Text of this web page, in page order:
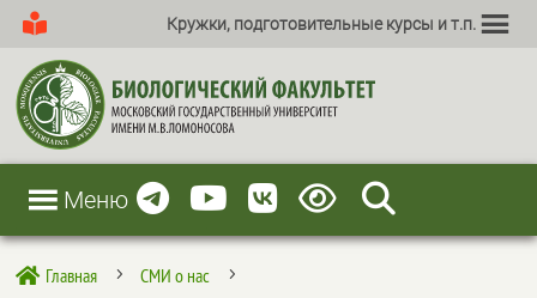
Кружки, подготовительные курсы и т.п.
Меню
 Главная 5 СМИ о нас 5